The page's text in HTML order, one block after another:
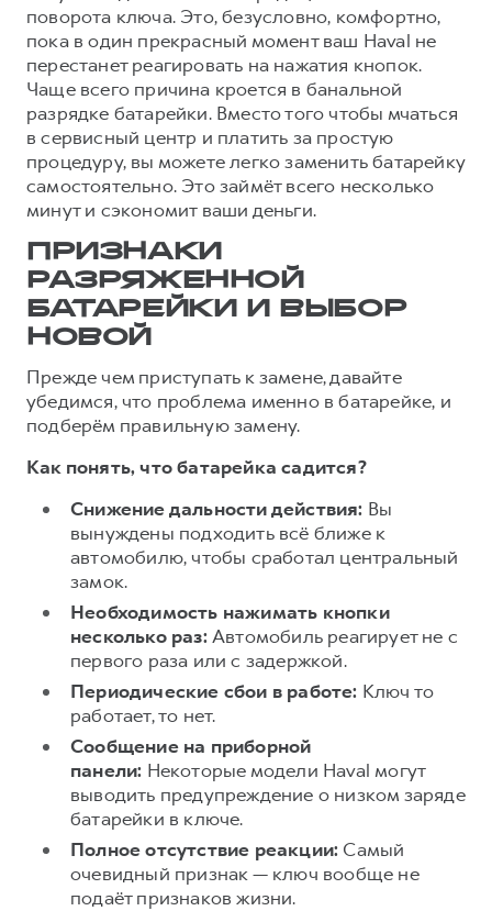
DARGO
от 3 199 000 ₽
DARGO X
от 3 499 000 ₽
от 2 899 000 ₽
F7X
от 3 599 000 ₽
POER
от 3 449 000 ₽
Тест-драйв
Трейд-ин
КРЕДИТ И СТРАХОВАНИЕ
Кредитный калькулятор
Страхование
Кредит
КОРПОРАТИВНЫМ КЛИЕНТАМ
Корпоративным клиентам
Крупным корпоративным клиентам
Система управления автопарком
HAVAL Лизинг
Автомобильные аксессуары
Коллекция CITY
Коллекция Базовая
Коллекция Детская
СЕРВИСНОЕ ОБСЛУЖИВАНИЕ
Нулевое ТО
Программа «Помощь на дороге»
Регламенты технического обслуживания
Электронный ПТС
ПОДДЕРЖКА
GWM Безопасность
Гарантия HAVAL
Программа «HAVAL Защита+»
Руководства по эксплуатации
Подписки
Автомобильные аксессуары
Коллекция CITY
Коллекция Базовая
Коллекция Детская
О дилере
Наша команда
Контакты
поворота ключа. Это, безусловно, комфортно,
пока в один прекрасный момент ваш Haval не
перестанет реагировать на нажатия кнопок.
Чаще всего причина кроется в банальной
разрядке батарейки. Вместо того чтобы мчаться
в сервисный центр и платить за простую
процедуру, вы можете легко заменить батарейку
самостоятельно. Это займёт всего несколько
минут и сэкономит ваши деньги.
ПРИЗНАКИ
РАЗРЯЖЕННОЙ
БАТАРЕЙКИ И ВЫБОР
НОВОЙ
Прежде чем приступать к замене, давайте
убедимся, что проблема именно в батарейке, и
подберём правильную замену.
Как понять, что батарейка садится?
Снижение дальности действия: Вы
вынуждены подходить всё ближе к
автомобилю, чтобы сработал центральный
замок.
Необходимость нажимать кнопки
несколько раз:Автомобиль реагирует не с
первого раза или с задержкой.
Периодические сбои в работе: Ключ то
работает, то нет.
Сообщение на приборной
панели: Некоторые модели Haval могут
выводить предупреждение о низком заряде
батарейки в ключе.
Полное отсутствие реакции: Самый
очевидный признак — ключ вообще не
подаёт признаков жизни.